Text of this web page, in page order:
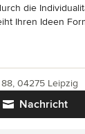
die
Ihren Ideen
Nachricht
04275 Leipzig